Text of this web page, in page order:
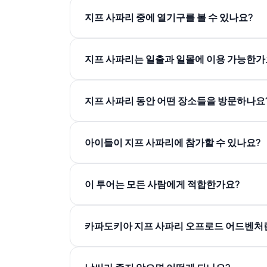
마실 물
지프 사파리 중에 열기구를 볼 수 있나요?
지프 사파리는 일출과 일몰에 이용 가능한
지프 사파리 동안 어떤 장소들을 방문하나요
러브 밸리
로즈 밸리
레드 밸리
피전 밸리
오르타히사르 파노라마
아이들이 지프 사파리에 참가할 수 있나요?
이 투어는 모든 사람에게 적합한가요?
카파도키아 지프 사파리 오프로드 어드벤